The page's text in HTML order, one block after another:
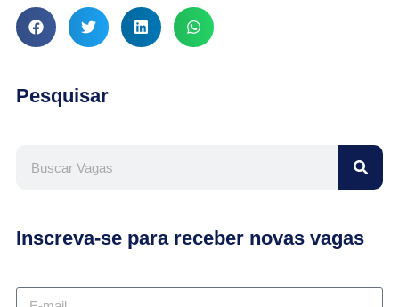
Pesquisar
Inscreva-se para receber novas vagas